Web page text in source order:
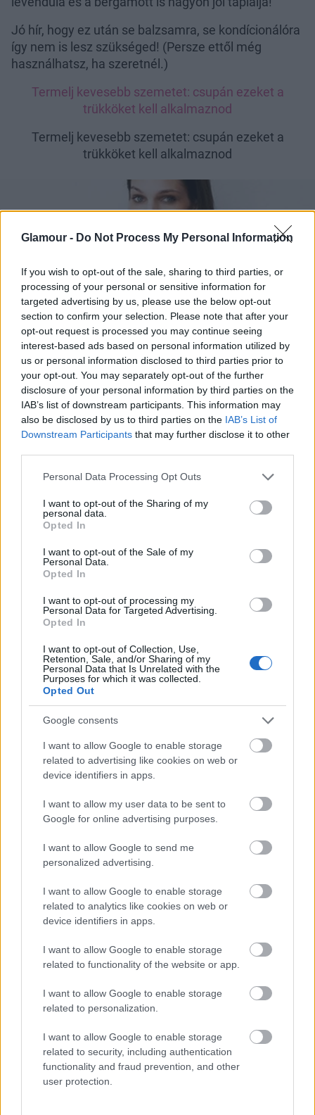
Glamour - Do Not Process My Personal Information
If you wish to opt-out of the sale, sharing to third parties, or
processing of your personal or sensitive information for
targeted advertising by us, please use the below opt-out
section to confirm your selection. Please note that after your
opt-out request is processed you may continue seeing
interest-based ads based on personal information utilized by
us or personal information disclosed to third parties prior to
your opt-out. You may separately opt-out of the further
disclosure of your personal information by third parties on the
IAB’s list of downstream participants. This information may
also be disclosed by us to third parties on the IAB’s List of
Downstream Participants that may further disclose it to other
Please note that this website/app uses one or more Google
not limited to your visit or usage behaviour. You may click to
grant or deny consent to Google and its third-party tags to
use your data for below specified purposes in below Google
consent section.
Personal Data Processing Opt Outs
I want to opt-out of the Sharing of my
personal data.
Opted In
I want to opt-out of the Sale of my
Personal Data.
Opted In
I want to opt-out of processing my
Personal Data for Targeted Advertising.
Opted In
I want to opt-out of Collection, Use,
Retention, Sale, and/or Sharing of my
Personal Data that Is Unrelated with the
Purposes for which it was collected.
Opted Out
Google consents
I want to allow Google to enable storage
related to advertising like cookies on web or
device identifiers in apps.
I want to allow my user data to be sent to
Google for online advertising purposes.
I want to allow Google to send me
personalized advertising.
I want to allow Google to enable storage
related to analytics like cookies on web or
device identifiers in apps.
I want to allow Google to enable storage
related to functionality of the website or app.
I want to allow Google to enable storage
related to personalization.
I want to allow Google to enable storage
related to security, including authentication
functionality and fraud prevention, and other
user protection.
Jó hír, hogy ez után se balzsamra, se kondícionálóra
így nem is lesz szükséged! (Persze ettől még
használhatsz, ha szeretnél.)
Termelj kevesebb szemetet: csupán ezeket a
trükköket kell alkalmaznod
Termelj kevesebb szemetet: csupán ezeket a
trükköket kell alkalmaznod
szilikont, ami irritálja és kiszárítja a fejbőrt.
Amit még érdemes tudni
jobban habzik is, míg
- az olíva olaj alapú nem szárít, de nem is habzik
Minden gyártónak különböző receptúrája van, így
legjobbat, mint ahogy a flakonos samponok
esetében sem válik be mindegyik.
Próbáld ki aManna, aNagoravagy a
Hulladekmentes webáruházbankapható kézműves
sampon szappanok valamelyikét.
Szilárd sampon
Angolul "syndet bar"-nak is hívják, ami a "synthetic
detergent"-ből jön. Arra utal, hogy szintetikus
tisztítószer - vagyis előre gyártott tenzidek
az az összetevő, ami a habzásért és a
zsírtalanításért felelős (pl. sls).
Vannak enyhe felületaktív anyagok, mint például a
sodium lauryl sulfancetate – a decyl glycoside a
legkevésbé irritáló (nemionos) tenzid – és léteznek
durvák is, mint a sodium lauryl sulfate.
Van, akinek a fejbőre nagyon érzékeny ezekre az
erős felületaktív anyagokra, mert kiszárítja, irritálja.
Ha a szilárd sampon mellett döntesz, a legjobb, ha
Tulajdonképpen ugyanolyanok, mint a megszokott
samponok, csak nem adnak hozzá vizet! Ez azért is
jó hír, mert így a szilárd samponok esetében nem